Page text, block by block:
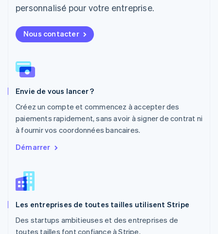
personnalisé pour votre entreprise.
Nous contacter
Envie de vous lancer ?
Créez un compte et commencez à accepter des
paiements rapidement, sans avoir à signer de contrat ni
à fournir vos coordonnées bancaires.
Démarrer
Les entreprises de toutes tailles utilisent Stripe
Des startups ambitieuses et des entreprises de
toutes tailles font confiance à Stripe.
Malte
Mexique
EspañolEnglish
Norvège
Nouvelle-Zélande
English
NederlandsEnglish
Portugal
Português English
R.A.S. de Hong Kong, Chine
English
Roumanie
Royaume-Uni
Singapour